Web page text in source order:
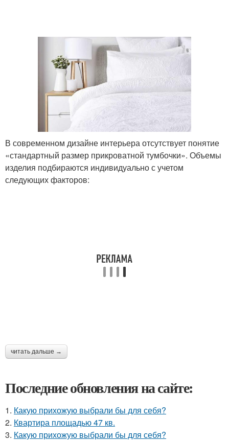
В современном дизайне интерьера отсутствует понятие
«стандартный размер прикроватной тумбочки». Объемы
изделия подбираются индивидуально с учетом
следующих факторов:
читать дальше →
Последние обновления на сайте:
1. Какую прихожую выбрали бы для себя?
2. Квартира площадью 47 кв.
3. Какую прихожую выбрали бы для себя?